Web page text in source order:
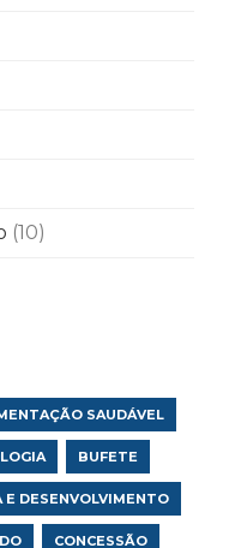
(10)
SAUDÁVEL
BUFETE
E DESENVOLVIMENTO
CONCESSÃO